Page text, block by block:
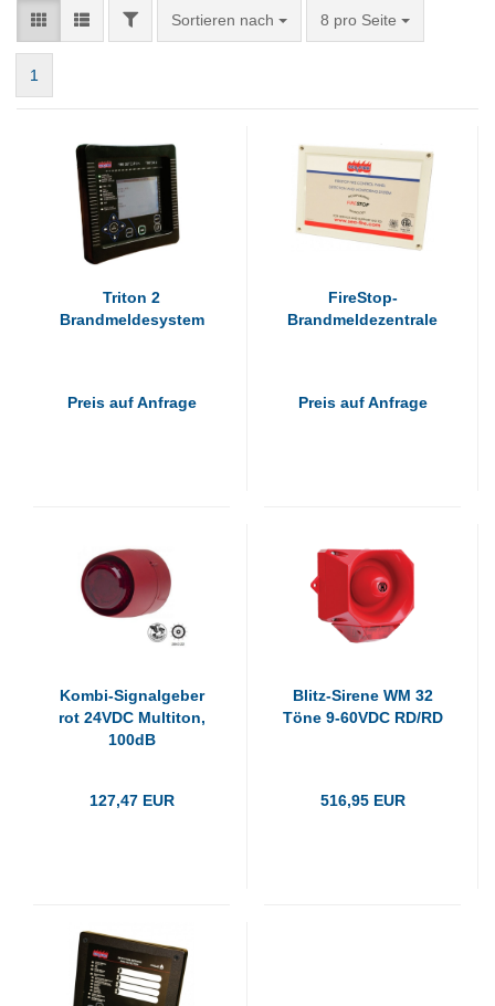
FILTERSortieren nach
Sortieren nach 8 pro Seite
pro Seite
1
Triton 2
Brandmeldesystem
Preis auf Anfrage
FireStop-
Brandmeldezentrale
Preis auf Anfrage
Kombi-Signalgeber
rot 24VDC Multiton,
100dB
127,47 EUR
Blitz-Sirene WM 32
Töne 9-60VDC RD/RD
516,95 EUR